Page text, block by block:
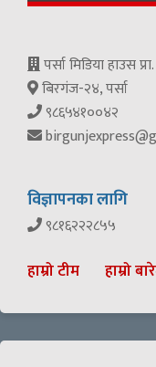
पर्सा मिडिया हाउस
बिरगंज-२४, पर्सा
९८६५४१००४२
विज्ञापनका लागि
९८१६२२२८५५
हाम्रो टीम हाम्रो